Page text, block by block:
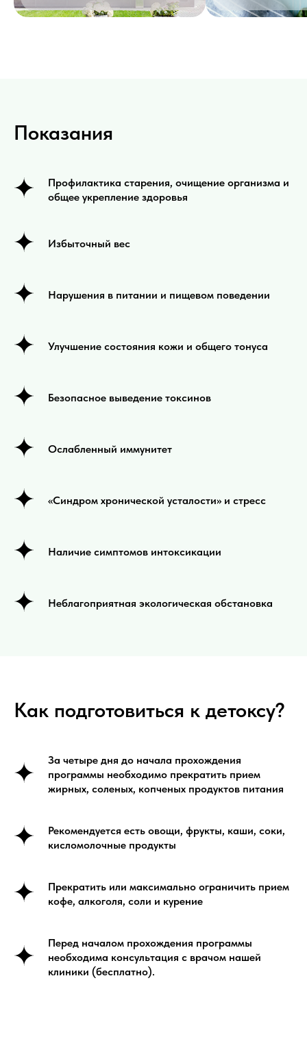
Показания
Профилактика старения, очищение организма и
общее укрепление здоровья
Избыточный вес
Нарушения в питании и пищевом поведении
Улучшение состояния кожи и общего тонуса
Безопасное выведение токсинов
Ослабленный иммунитет
«Синдром хронической усталости» и стресс
Наличие симптомов интоксикации
Неблагоприятная экологическая обстановка
Как подготовиться к детоксу?
За четыре дня до начала прохождения
программы необходимо прекратить прием
жирных, соленых, копченых продуктов питания
Рекомендуется есть овощи, фрукты, каши, соки,
кисломолочные продукты
Прекратить или максимально ограничить прием
кофе, алкоголя, соли и курение
Перед началом прохождения программы
необходима консультация с врачом нашей
клиники (бесплатно).